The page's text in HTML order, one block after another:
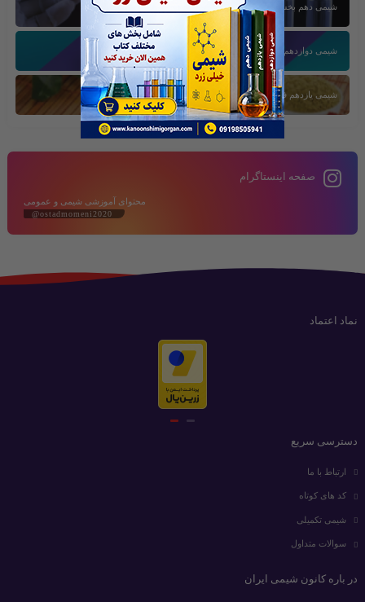
شیمی دهم بخش اول
شیمی دوازدهم بخش سوم
شیمی یازدهم فصل دوم
صفحه اینستاگرام
محتوای آموزشی شیمی و عمومی
@ostadmomeni2020
نماد اعتماد
دسترسی سریع
ارتباط با ما
کد های کوتاه
شیمی تکمیلی
سوالات متداول
در باره کانون شیمی ایران